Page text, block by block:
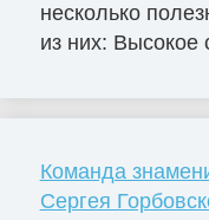
несколько
из них: Высокое
Команда
Сергея